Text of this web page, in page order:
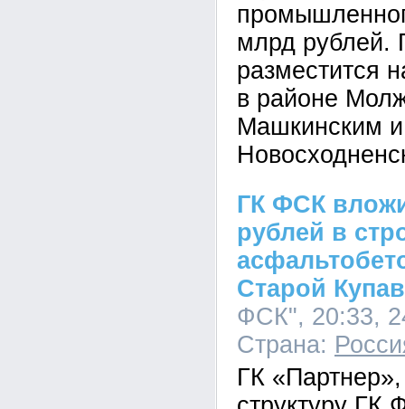
млрд рублей.
разместится
в районе
Машкинским и
ГК ФСК
рублей в
Старой
ФСК", 20:33,
Страна:
ГК